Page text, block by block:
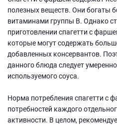
полезных веществ. Они богаты
витаминами группы B. Однако
приготовлении спагетти с
которые могут содержать
добавленных консервантов.
данного блюда следует
используемого соуса.
Норма потребления спагетти с
потребностей каждого
активности. В целом,